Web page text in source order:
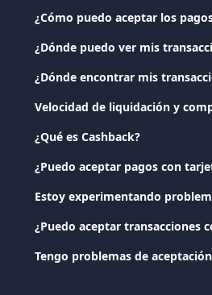
¿Cómo puedo aceptar los
¿Dónde puedo ver mis
¿Dónde encontrar mis
Velocidad de liquidación y
¿Qué es Cashback?
¿Puedo aceptar pagos con
Estoy experimentando
¿Puedo aceptar
Tengo problemas de